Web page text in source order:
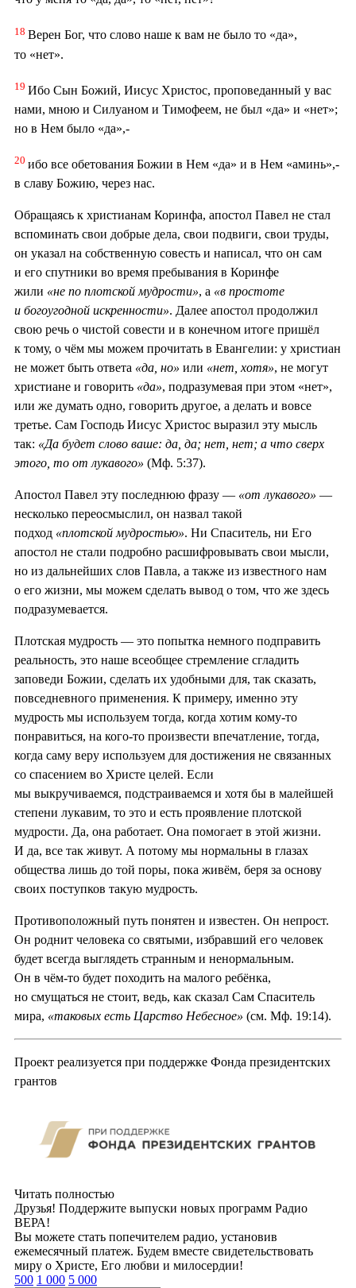
18 Верен Бог, что слово наше к вам не было то «да»,
то «нет».
19 Ибо Сын Божий, Иисус Христос, проповеданный у вас
нами, мною и Силуаном и Тимофеем, не был «да» и «нет»;
но в Нем было «да»,-
20 ибо все обетования Божии в Нем «да» и в Нем «аминь»,-
в славу Божию, через нас.
Обращаясь к христианам Коринфа, апостол Павел не стал
вспоминать свои добрые дела, свои подвиги, свои труды,
он указал на собственную совесть и написал, что он сам
и его спутники во время пребывания в Коринфе
жили «не по плотской мудрости», а «в простоте
и богоугодной искренности». Далее апостол продолжил
свою речь о чистой совести и в конечном итоге пришёл
к тому, о чём мы можем прочитать в Евангелии: у христиан
не может быть ответа «да, но» или «нет, хотя», не могут
христиане и говорить «да», подразумевая при этом «нет»,
или же думать одно, говорить другое, а делать и вовсе
третье. Сам Господь Иисус Христос выразил эту мысль
так: «Да будет слово ваше: да, да; нет, нет; а что сверх
этого, то от лукавого» (Мф. 5:37).
Апостол Павел эту последнюю фразу — «от лукавого» —
несколько переосмыслил, он назвал такой
подход «плотской мудростью». Ни Спаситель, ни Его
апостол не стали подробно расшифровывать свои мысли,
но из дальнейших слов Павла, а также из известного нам
о его жизни, мы можем сделать вывод о том, что же здесь
подразумевается.
Плотская мудрость — это попытка немного подправить
реальность, это наше всеобщее стремление сгладить
заповеди Божии, сделать их удобными для, так сказать,
повседневного применения. К примеру, именно эту
мудрость мы используем тогда, когда хотим кому-то
понравиться, на кого-то произвести впечатление, тогда,
когда саму веру используем для достижения не связанных
со спасением во Христе целей. Если
мы выкручиваемся, подстраиваемся и хотя бы в малейшей
степени лукавим, то это и есть проявление плотской
мудрости. Да, она работает. Она помогает в этой жизни.
И да, все так живут. А потому мы нормальны в глазах
общества лишь до той поры, пока живём, беря за основу
своих поступков такую мудрость.
Противоположный путь понятен и известен. Он непрост.
Он роднит человека со святыми, избравший его человек
будет всегда выглядеть странным и ненормальным.
Он в чём-то будет походить на малого ребёнка,
но смущаться не стоит, ведь, как сказал Сам Спаситель
мира, «таковых есть Царство Небесное» (см. Мф. 19:14).
Проект реализуется при поддержке Фонда президентских
грантов
Читать полностью
Друзья! Поддержите выпуски новых программ Радио
ВЕРА!
Вы можете стать попечителем радио, установив
ежемесячный платеж. Будем вместе свидетельствовать
миру о Христе, Его любви и милосердии!
500 1 000 5 000